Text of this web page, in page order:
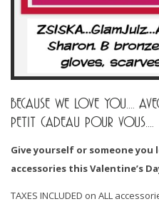
BECAUSE WE LOVE YOU….
PETIT CADEAU POUR VOUS….
Give yourself or someone
accessories this Valentine’s
TAXES INCLUDED on ALL